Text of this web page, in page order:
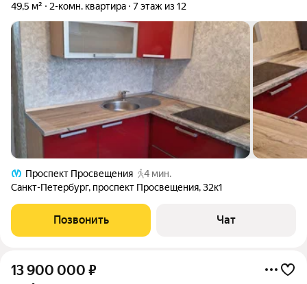
49,5 м² 2-комн. квартира 7 этаж из 12
Проспект Просвещения
4 мин.
Санкт-Петербург, проспект Просвещения,32к1
Позвонить Чат
13 900 000 ₽